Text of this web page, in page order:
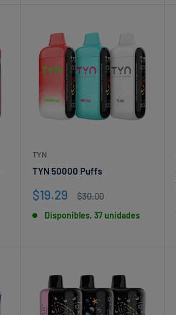
TYN
TYN 50000 Puffs
Precio
venta
$19.29
Precio
$30.00
Disponibles, 37 unidades